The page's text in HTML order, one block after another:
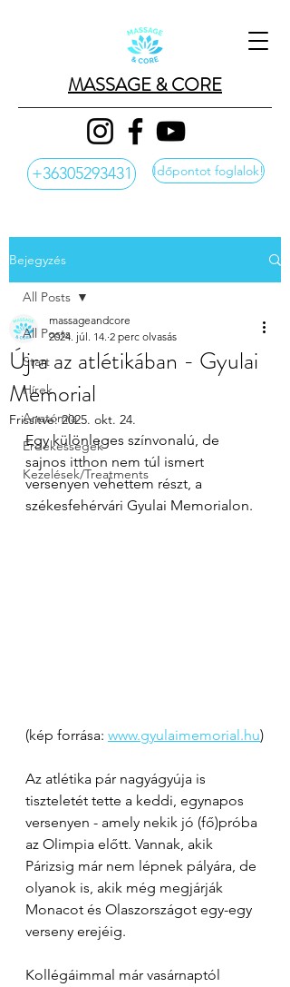
MASSAGE & CORE
+36305293431 Időpontot foglalok!
Bejegyzés
All Posts
Start
Hírek
Anatómia
Érdekességek
Kezelések/Treatments
All Posts
Újra az atlétikában - Gyulai
Memorial
massageandcore
2024. júl. 14. 2 perc olvasás
Frissítve:2025. okt. 24.
Egy különleges színvonalú, de
sajnos itthon nem túl ismert
versenyen vehettem részt, a
székesfehérvári Gyulai Memorialon.
(kép forrása: www.gyulaimemorial.hu)
Az atlétika pár nagyágyúja is
tiszteletét tette a keddi, egynapos
versenyen - amely nekik jó (fő)próba
az Olimpia előtt. Vannak, akik
Párizsig már nem lépnek pályára, de
olyanok is, akik még megjárják
Monacot és Olaszországot egy-egy
verseny erejéig.
Kollégáimmal már vasárnaptól